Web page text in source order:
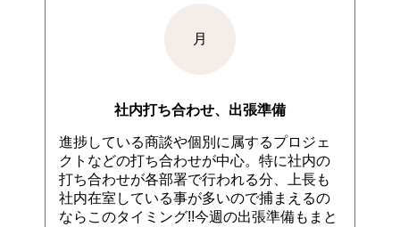
月
社内打ち合わせ、出張準備
進捗している商談や個別に属するプロジェ
クトなどの打ち合わせが中心。特に社内の
打ち合わせが各部署で行われる分、上長も
社内在室している事が多いので捕まえるの
ならこのタイミング!!今週の出張準備もまと